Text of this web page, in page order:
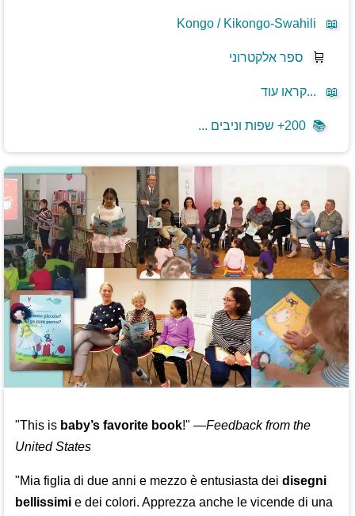
📖
Kongo / Kikongo-Swahili
🛒 ספר אלקטרוני
📖 קראו עוד...
📚 200+ שפות וניבים ...
"This is baby’s favorite book!" —Feedback from the
United States
"Mia figlia di due anni e mezzo è entusiasta dei disegni
bellissimie dei colori. Apprezza anche le vicende di una